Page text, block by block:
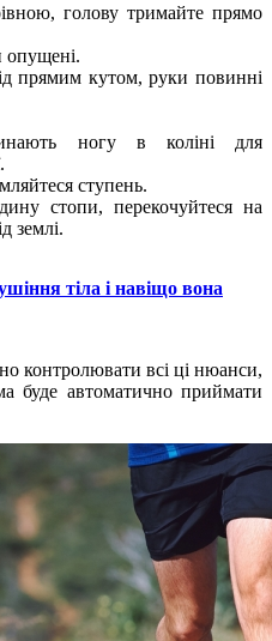
голову тримайте прямо
опущені.
прямим кутом, руки повинні
ногу в коліні для
ступень.
стопи, перекочуйтеся на
землі.
тіла і навіщо вона
контролювати всі ці нюанси,
буде автоматично приймати